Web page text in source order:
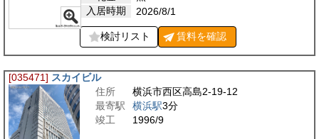
入居時期
2026/8/1
検討リスト 賃料を確認
[035471] スカイビル
住所
横浜市西区高島2-19-12
最寄駅
横浜駅3分
竣工
1996/9